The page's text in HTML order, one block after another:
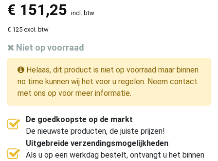
€ 151,25 incl. btw
€ 125 excl. btw
Niet op voorraad
Helaas, dit product is niet op voorraad maar binnen
no time kunnen wij het voor u regelen. Neem contact
met ons op voor meer informatie.
De goedkoopste op de markt
De nieuwste producten, de juiste prijzen!
Uitgebreide verzendingsmogelijkheden
Als u op een werkdag bestelt, ontvangt u het binnen